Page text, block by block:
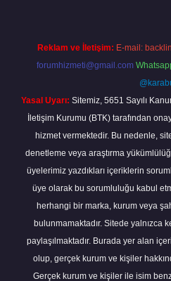
Reklam ve İletişim: E-mail:
forumhizmeti@gmail.com
Yasal Uyarı: Sitemiz, 5651 Sayılı
İletişim Kurumu (BTK) tarafından
hizmet vermektedir. Bu nedenle,
denetleme veya araştırma
üyelerimiz yazdıkları içeriklerin
üye olarak bu sorumluluğu kabul
herhangi bir marka, kurum veya
bulunmamaktadır. Sitede yalnızca
paylaşılmaktadır. Burada yer alan
olup, gerçek kurum ve kişiler
Gerçek kurum ve kişiler ile isim